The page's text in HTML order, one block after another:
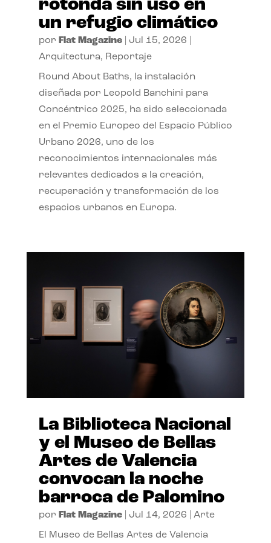
rotonda sin uso en
un refugio climático
por Flat Magazine| Jul 15, 2026
Arquitectura, Reportaje
Round About Baths, la instalación
diseñada por Leopold Banchini para
Concéntrico 2025, ha sido seleccionada
en el Premio Europeo del Espacio Público
Urbano 2026, uno de los
reconocimientos internacionales más
relevantes dedicados a la creación,
recuperación y transformación de los
espacios urbanos en Europa.
La Biblioteca Nacional
y el Museo de Bellas
Artes de Valencia
convocan la noche
barroca de Palomino
por Flat Magazine| Jul 14, 2026 Arte
El Museo de Bellas Artes de Valencia